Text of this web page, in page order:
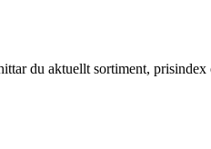
du aktuellt sortiment,